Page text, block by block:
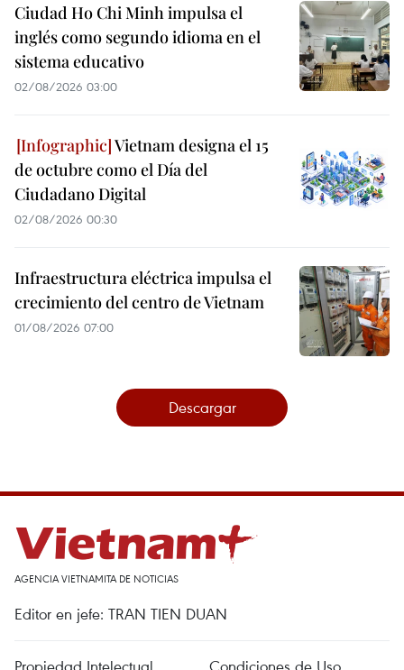
Ciudad Ho Chi Minh impulsa el
inglés como segundo idioma en el
sistema educativo
02/08/2026 03:00
Vietnam designa el 15
de octubre como el Día del
Ciudadano Digital
02/08/2026 00:30
Infraestructura eléctrica impulsa el
crecimiento del centro de Vietnam
01/08/2026 07:00
Descargar
AGENCIA VIETNAMITA DE NOTICIAS
Editor en jefe: TRAN TIEN DUAN
Propiedad Intelectual Condiciones de Uso